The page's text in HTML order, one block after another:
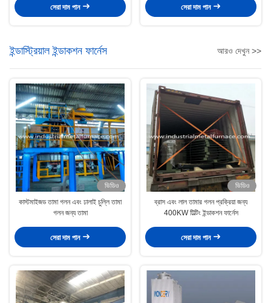
সেরা দাম পান সেরা দাম পান
ইন্ডাস্ট্রিয়াল ইন্ডাকশন ফার্নেস আরও দেখুন >>
ভিডিও
কাস্টমাইজড তামা গলন এবং ঢালাই চুল্লি তামা
গলন জন্য তামা
সেরা দাম পান
ভিডিও
ব্রাস এবং লাল তামার গলন প্রক্রিয়া জন্য
400KW টিল্টিং ইন্ডাকশন ফার্নেস
সেরা দাম পান